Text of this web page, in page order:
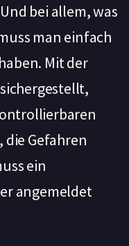
bei allem, was
man einfach
Mit der
Gefahren
ein
angemeldet